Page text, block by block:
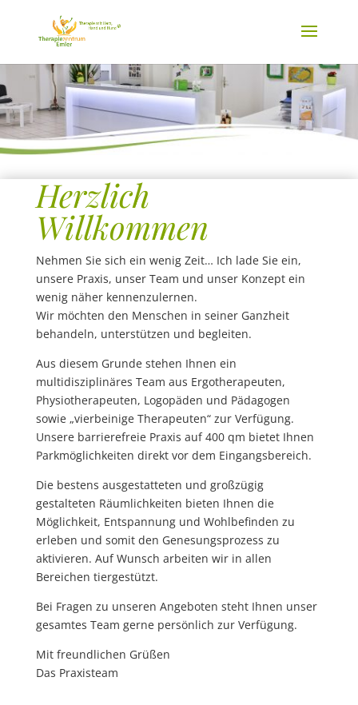
Herzlich
Willkommen
Nehmen Sie sich ein wenig Zeit… Ich lade Sie ein,
unsere Praxis, unser Team und unser Konzept ein
wenig näher kennenzulernen.
Wir möchten den Menschen in seiner Ganzheit
behandeln, unterstützen und begleiten.
Aus diesem Grunde stehen Ihnen ein
multidisziplinäres Team aus Ergotherapeuten,
Physiotherapeuten, Logopäden und Pädagogen
sowie „vierbeinige Therapeuten“ zur Verfügung.
Unsere barrierefreie Praxis auf 400 qm bietet Ihnen
Parkmöglichkeiten direkt vor dem Eingangsbereich.
Die bestens ausgestatteten und großzügig
gestalteten Räumlichkeiten bieten Ihnen die
Möglichkeit, Entspannung und Wohlbefinden zu
erleben und somit den Genesungsprozess zu
aktivieren. Auf Wunsch arbeiten wir in allen
Bereichen tiergestützt.
Bei Fragen zu unseren Angeboten steht Ihnen unser
gesamtes Team gerne persönlich zur Verfügung.
Mit freundlichen Grüßen
Das Praxisteam